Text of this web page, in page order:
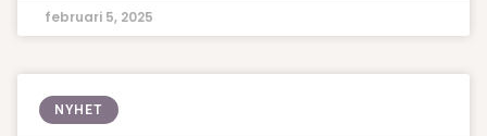
februari 5, 2025
NYHET